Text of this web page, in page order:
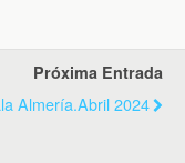
Próxima Entrada
Almería.Abril 2024